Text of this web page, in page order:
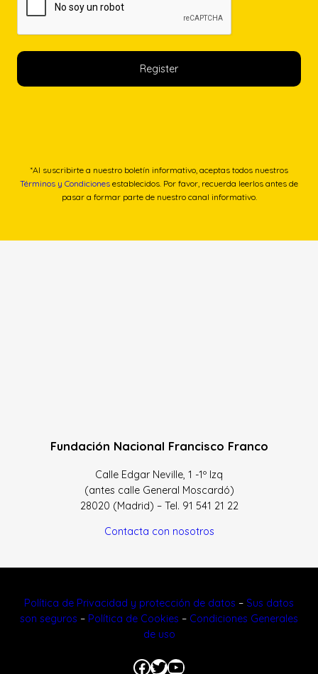
*Al suscribirte a nuestro boletín informativo, aceptas todos nuestros
Términos y Condiciones establecidos. Por favor, recuerda leerlos antes de
pasar a formar parte de nuestro canal informativo.
Fundación Nacional Francisco Franco
Calle Edgar Neville, 1 -1º Izq
(antes calle General Moscardó)
28020 (Madrid) – Tel. 91 541 21 22
Contacta con nosotros
Política de Privacidad y protección de datos – Sus datos
son seguros – Política de Cookies – Condiciones Generales
de uso
Facebook
Twitter
YouTube